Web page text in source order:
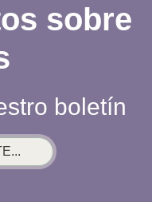
sobre
boletín